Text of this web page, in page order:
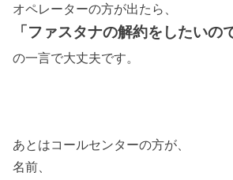
オペレーターの方が出たら、
「ファスタナの解約をしたいの
の一言で大丈夫です。
あとはコールセンターの方が、
名前、